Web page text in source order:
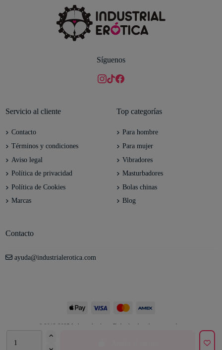
Síguenos
Servicio al cliente
Contacto
Términos y condiciones
Aviso legal
Política de privacidad
Política de Cookies
Marcas
Top categorías
Para hombre
Para mujer
Vibradores
Masturbadores
Bolas chinas
Blog
Contacto
ayuda@industrialerotica.com
© 2012-2025 Industrial erótica. Todos los derechos reservados.